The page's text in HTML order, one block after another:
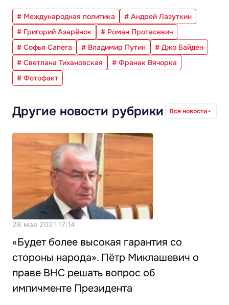
# Международная политика
# Андрей Лазуткин
# Григорий Азарёнок
# Роман Протасевич
# Софья Сапега
# Владимир Путин
# Джо Байден
# Светлана Тихановская
# Франак Вячорка
# Фотофакт
Другие новости рубрики Все новости
28 мая 2021 17:14
«Будет более высокая гарантия со
стороны народа». Пётр Миклашевич о
праве ВНС решать вопрос об
импичменте Президента